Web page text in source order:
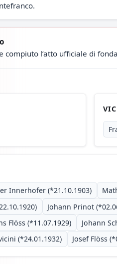
l’atto ufficiale di
Innerhofer (*21.10.1903)
Johann Prinot
Flöss (*11.07.1929) Johann
(*24.01.1932) Josef Flöss